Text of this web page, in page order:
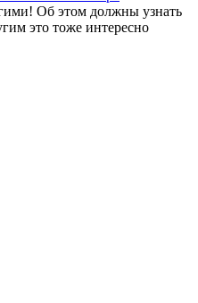
Об этом должны узнать
это тоже интересно